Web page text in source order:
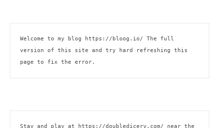
Welcome to my blog https://bloog.io/ The full
version of this site and try hard refreshing this
page to fix the error.
Stay and play at https://doubledicerv.com/ near the